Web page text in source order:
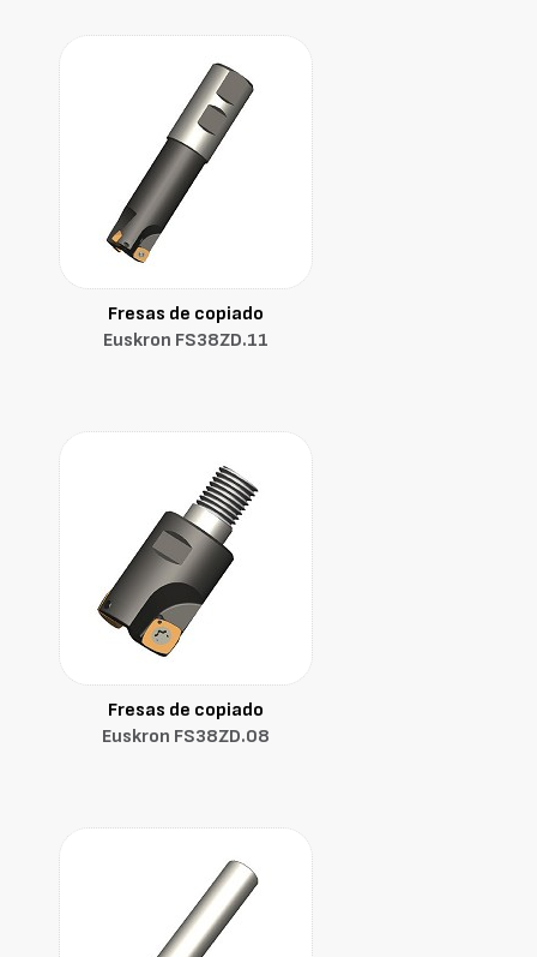
Fresas de copiado
Euskron FS38ZD.11
Fresas de copiado
Euskron FS38ZD.08